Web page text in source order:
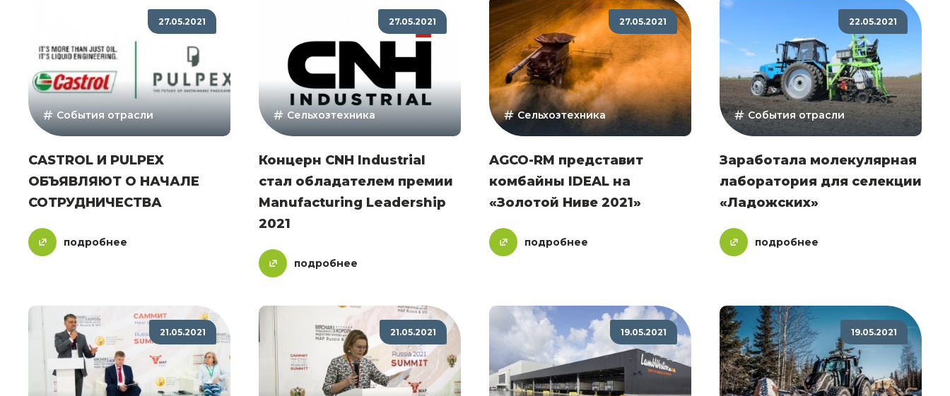
27.05.2021
События отрасли
CASTROL И PULPEX
ОБЪЯВЛЯЮТ О НАЧАЛЕ
СОТРУДНИЧЕСТВА
подробнее
27.05.2021
Сельхозтехника
Концерн CNH Industrial
стал обладателем премии
Manufacturing Leadership
2021
подробнее
27.05.2021
Сельхозтехника
AGCO-RM представит
комбайны IDEAL на
«Золотой Ниве 2021»
подробнее
22.05.2021
События отрасли
Заработала молекулярная
лаборатория для селекции
«Ладожских»
подробнее
21.05.2021 21.05.2021 19.05.2021 19.05.2021